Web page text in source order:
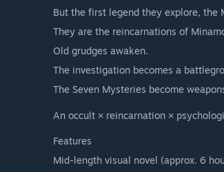
But the first legend they explore, the
They are the reincarnations of
Old grudges awaken.
The investigation becomes a
The Seven Mysteries become
An occult × reincarnation ×
Features
Mid-length visual novel (approx. 6